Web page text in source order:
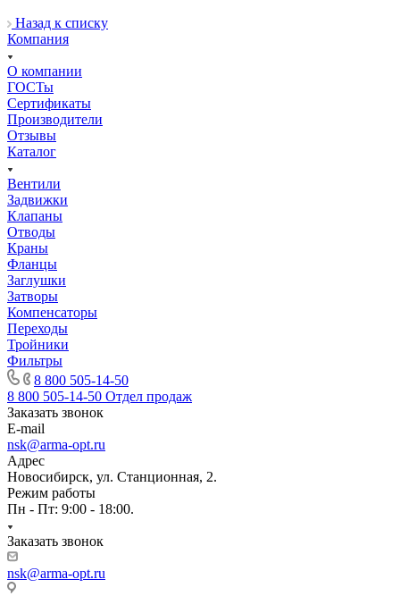
Назад к списку
Компания
О компании
ГОСТы
Сертификаты
Производители
Отзывы
Каталог
Вентили
Задвижки
Клапаны
Отводы
Краны
Фланцы
Заглушки
Затворы
Компенсаторы
Переходы
Тройники
Фильтры
8 800 505-14-50
8 800 505-14-50 Отдел продаж
Заказать звонок
E-mail
nsk@arma-opt.ru
Адрес
Новосибирск, ул. Станционная, 2.
Режим работы
Пн - Пт: 9:00 - 18:00.
Заказать звонок
nsk@arma-opt.ru